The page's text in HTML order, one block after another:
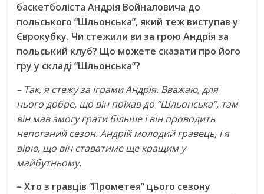
баскетболіста Андрія Войналовича до
польського “Шльонська”, який теж виступав у
Єврокубку. Чи стежили ви за грою Андрія за
польський клуб? Що можете сказати про його
гру у складі “Шльонська”?
– Так, я стежу за іграми Андрія. Вважаю, для
нього добре, що він поїхав до “Шльонська”, там
він мав змогу грати більше і він проводить
непоганий сезон. Андрій молодий гравець, і я
вірю, що він ставатиме ще кращим у
майбутньому.
– Хто з гравців “Прометея” цього сезону